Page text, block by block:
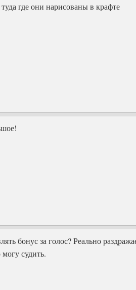
где они нарисованы в крафте
бонус за голос? Реально
судить.